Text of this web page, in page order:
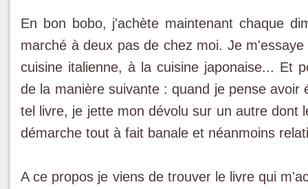
En bon bobo, j'achète maintenant chaque
marché à deux pas de chez moi. Je
cuisine italienne, à la cuisine japonaise... Et
de la manière suivante : quand je pense
tel livre, je jette mon dévolu sur un autre dont
démarche tout à fait banale et néanmoins
A ce propos je viens de trouver le livre qui